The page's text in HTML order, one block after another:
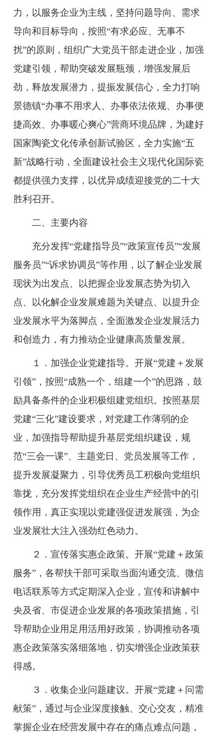
力，以服务企业为主线，坚持问题导向、需求
导向和目标导向，按照“有求必应、无事不
扰”的原则，组织广大党员干部走进企业，加强
党建引领，帮助突破发展瓶颈，增强发展后
劲，释放发展潜力，提振发展信心，全力打响
景德镇“办事不用求人、办事依法依规、办事便
捷高效、办事暖心爽心”营商环境品牌，为建好
国家陶瓷文化传承创新试验区，全力实施“五
新”战略行动，全面建设社会主义现代化国际瓷
都提供强力支撑，以优异成绩迎接党的二十大
胜利召开。
二、主要内容
充分发挥“党建指导员”“政策宣传员”“发展
服务员”“诉求协调员”等作用，以了解企业发展
现状为出发点、以把握企业发展态势为切入
点、以化解企业发展难题为关键点、以提升企
业发展水平为落脚点，全面激发企业发展活力
和创造力，有力推动企业健康高质量发展。
１．加强企业党建指导。开展“党建＋发展
引领”，按照“成熟一个，组建一个”的思路，鼓
励具备条件的企业积极组建党组织。按照基层
党建“三化”建设要求，对党建工作薄弱的企
业，加强指导帮助提升基层党组织建设，规
范“三会一课”、主题党日、党员发展等工作，
提升发展凝聚力，引导优秀员工积极向党组织
靠拢，充分发挥党组织在企业生产经营中的引
领作用，真正实现以党建强促进发展强，为企
业发展壮大注入强劲红色动力。
２．宣传落实惠企政策。开展“党建＋政策
服务”，各帮扶干部可采取当面沟通交流、微信
电话联系等方式定期深入企业，宣传和讲解中
央及省、市促进企业发展的各项政策措施，引
导帮助企业用足用活用好政策，协调推动各项
惠企政策落实落细落地，切实增强企业政策获
得感。
３．收集企业问题建议。开展“党建＋问需
献策”，通过与企业深度接触、交心交友，精准
掌握企业在经营发展中存在的痛点难点问题，